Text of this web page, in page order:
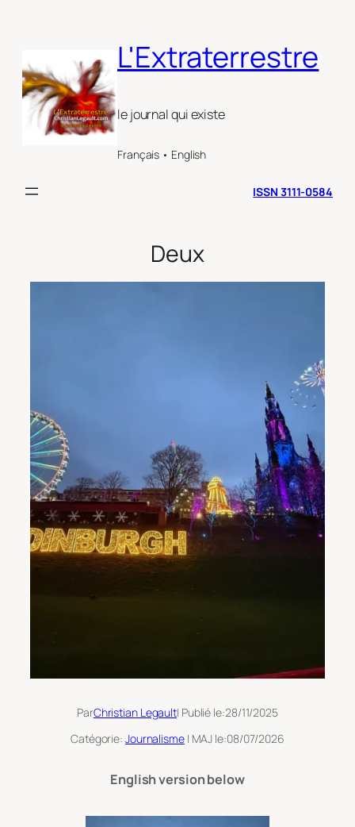
L'Extraterrestre
le journal qui existe
Français • English
ISSN 3111-0584
Deux
ParChristian Legault| Publié le:28/11/2025
Catégorie: Journalisme| MAJ le:08/07/2026
English version below